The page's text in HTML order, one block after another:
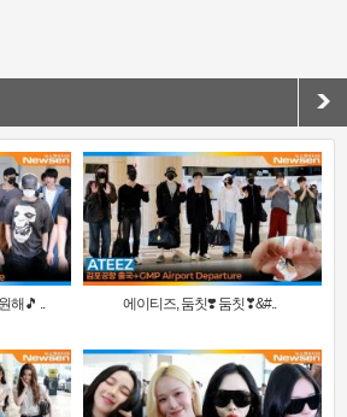
해🎵 .. 에이티즈, 둠칫❣️ 둠칫❣&#..